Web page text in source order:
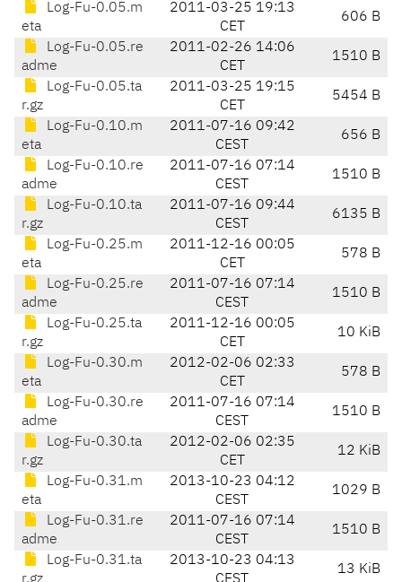
Log-Fu-0.05.m
eta
2011-03-25 19:13
CET
606 B
Log-Fu-0.05.re
adme
2011-02-26 14:06
CET
1510 B
Log-Fu-0.05.ta
r.gz
2011-03-25 19:15
CET
5454 B
Log-Fu-0.10.m
eta
2011-07-16 09:42
CEST
656 B
Log-Fu-0.10.re
adme
2011-07-16 07:14
CEST
1510 B
Log-Fu-0.10.ta
r.gz
2011-07-16 09:44
CEST
6135 B
Log-Fu-0.25.m
eta
2011-12-16 00:05
CET
578 B
Log-Fu-0.25.re
adme
2011-07-16 07:14
CEST
1510 B
Log-Fu-0.25.ta
r.gz
2011-12-16 00:05
CET
10 KiB
Log-Fu-0.30.m
eta
2012-02-06 02:33
CET
578 B
Log-Fu-0.30.re
adme
2011-07-16 07:14
CEST
1510 B
Log-Fu-0.30.ta
r.gz
2012-02-06 02:35
CET
12 KiB
Log-Fu-0.31.m
eta
2013-10-23 04:12
CEST
1029 B
Log-Fu-0.31.re
adme
2011-07-16 07:14
CEST
1510 B
Log-Fu-0.31.ta
2013-10-23 04:13
13 KiB